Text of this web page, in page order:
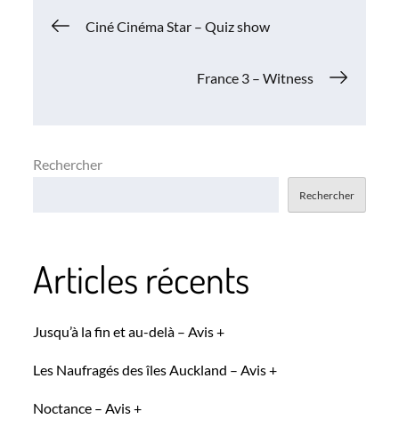
Navigation
Ciné Cinéma Star – Quiz show
France 3 – Witness
Rechercher
Rechercher
Articles récents
Jusqu’à la fin et au-delà – Avis +
Les Naufragés des îles Auckland – Avis +
Noctance – Avis +